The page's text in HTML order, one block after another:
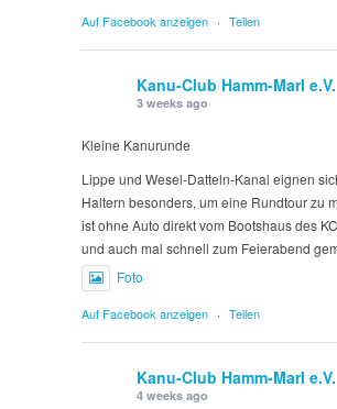
Auf Facebook anzeigen · Teilen
Kanu-Club Hamm-Marl e.V.
3 weeks ago
Kleine Kanurunde
Lippe und Wesel-Datteln-Kanal eignen
Haltern besonders, um eine Rundtour zu
ist ohne Auto direkt vom Bootshaus des
und auch mal schnell zum Feierabend
Foto
Auf Facebook anzeigen · Teilen
Kanu-Club Hamm-Marl e.V.
4 weeks ago